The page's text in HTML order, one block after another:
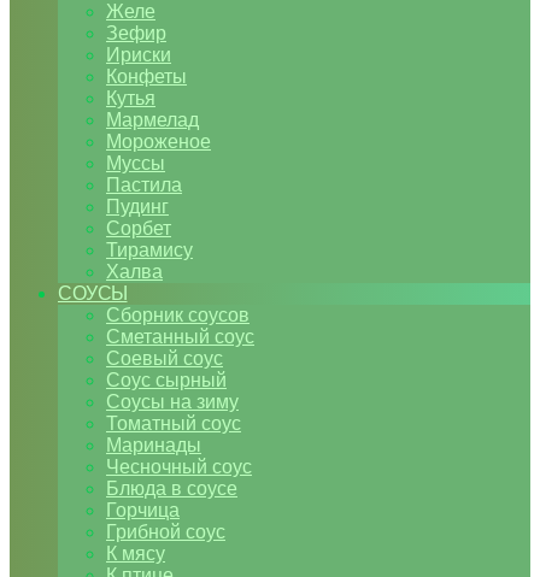
Желе
Зефир
Ириски
Конфеты
Кутья
Мармелад
Мороженое
Муссы
Пастила
Пудинг
Сорбет
Тирамису
Халва
СОУСЫ
Сборник соусов
Сметанный соус
Соевый соус
Соус сырный
Соусы на зиму
Томатный соус
Маринады
Чесночный соус
Блюда в соусе
Горчица
Грибной соус
К мясу